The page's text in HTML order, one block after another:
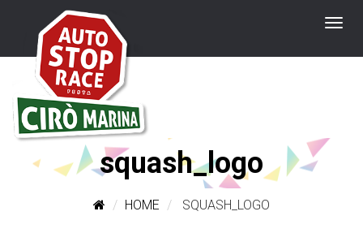
squash_logo
HOME SQUASH_LOGO